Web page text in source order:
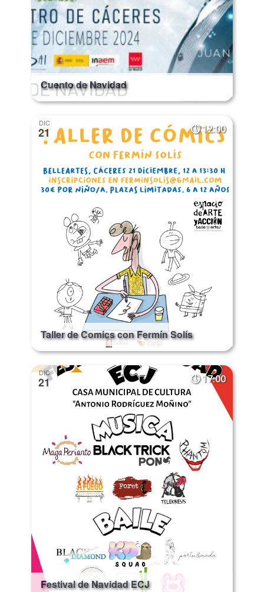
Cuento de Navidad
DIC
21 12:00
Taller de Comics con Fermín Solís
DIC
21 17:00
Festival de Navidad ECJ